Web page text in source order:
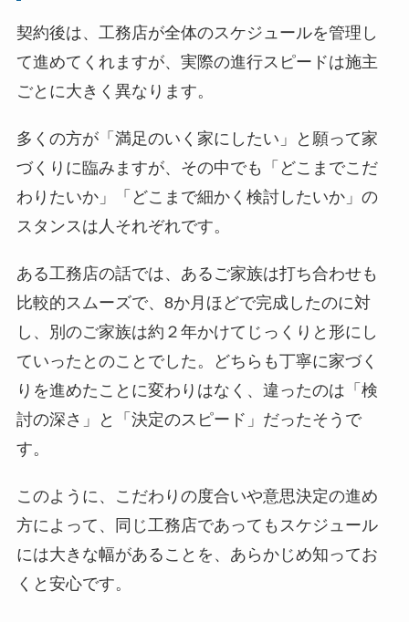
契約後は、工務店が全体のスケジュールを管理し
て進めてくれますが、実際の進行スピードは施主
ごとに大きく異なります。
多くの方が「満足のいく家にしたい」と願って家
づくりに臨みますが、その中でも「どこまでこだ
わりたいか」「どこまで細かく検討したいか」の
スタンスは人それぞれです。
ある工務店の話では、あるご家族は打ち合わせも
比較的スムーズで、8か月ほどで完成したのに対
し、別のご家族は約２年かけてじっくりと形にし
ていったとのことでした。どちらも丁寧に家づく
りを進めたことに変わりはなく、違ったのは「検
討の深さ」と「決定のスピード」だったそうで
す。
このように、こだわりの度合いや意思決定の進め
方によって、同じ工務店であってもスケジュール
には大きな幅があることを、あらかじめ知ってお
くと安心です。